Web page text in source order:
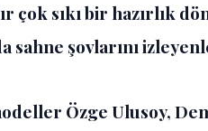
çok sıkı bir hazırlık
sahne şovlarını
Özge Ulusoy,